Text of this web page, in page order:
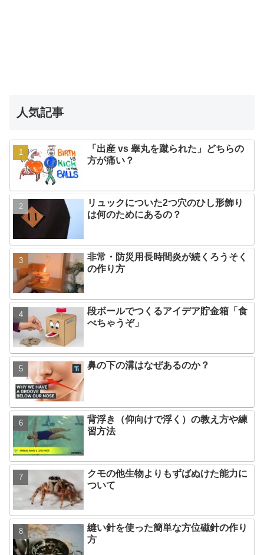
人気記事
「出産 vs 睾丸を蹴られた」どちらの
方が痛い？
リュックについた2つ穴のひし形飾り
は何のためにあるの？
非常・防災用長時間炎が続くろうそく
の作り方
段ボールでつくるアイデア貯金箱「食
べちゃうぞ」
鼻の下の溝はなぜあるのか？
背浮き（仰向けで浮く）の教え方や練
習方法
クモの他生物よりもずばぬけた能力に
ついて
縫い針を使った簡単な方位磁針の作り
方